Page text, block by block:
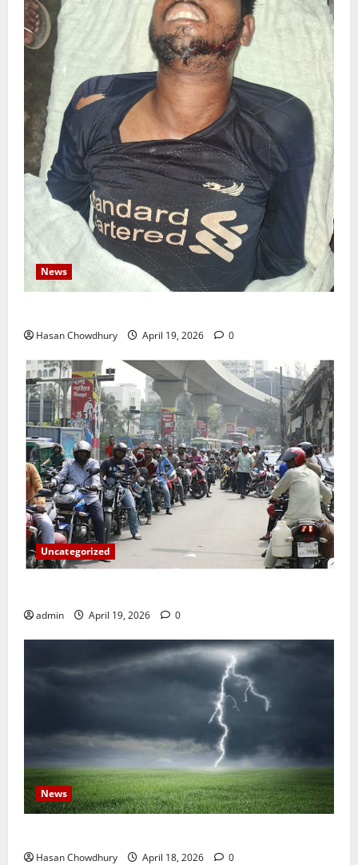
News
Hasan Chowdhury April 19, 2026 0
Uncategorized
admin April 19, 2026 0
News
Hasan Chowdhury April 18, 2026 0